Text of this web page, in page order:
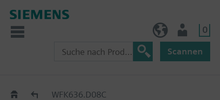
0
Scannen
WF.636..WFK636.D08C